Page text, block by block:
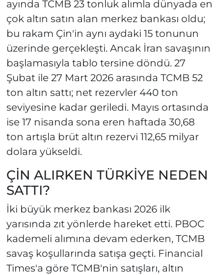
ayında TCMB 23 tonluk alımla dünyada en
çok altın satın alan merkez bankası oldu;
bu rakam Çin'in aynı aydaki 15 tonunun
üzerinde gerçekleşti. Ancak İran savaşının
başlamasıyla tablo tersine döndü. 27
Şubat ile 27 Mart 2026 arasında TCMB 52
ton altın sattı; net rezervler 440 ton
seviyesine kadar geriledi. Mayıs ortasında
ise 17 nisanda sona eren haftada 30,68
ton artışla brüt altın rezervi 112,65 milyar
dolara yükseldi.
ÇİN ALIRKEN TÜRKİYE NEDEN
SATTI?
İki büyük merkez bankası 2026 ilk
yarısında zıt yönlerde hareket etti. PBOC
kademeli alımına devam ederken, TCMB
savaş koşullarında satışa geçti. Financial
Times'a göre TCMB'nin satışları, altın